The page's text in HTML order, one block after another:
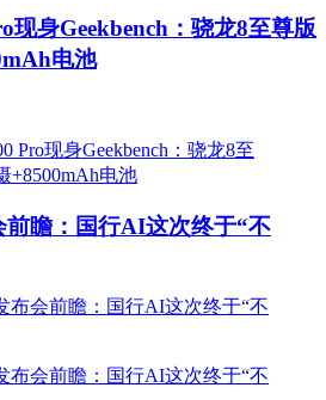
现身Geekbench：骁龙8至尊版
电池
前瞻：国行AI这次终于“不